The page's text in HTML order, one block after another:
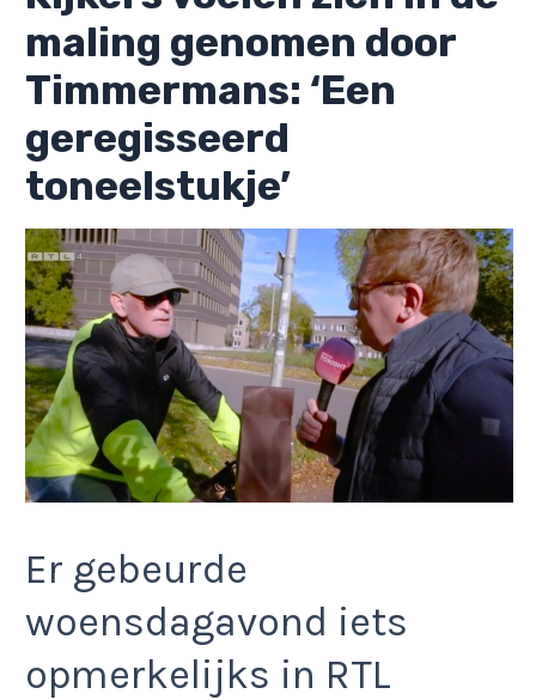
maling genomen door
Timmermans: ‘Een
geregisseerd
toneelstukje’
Er gebeurde
woensdagavond iets
opmerkelijks in RTL